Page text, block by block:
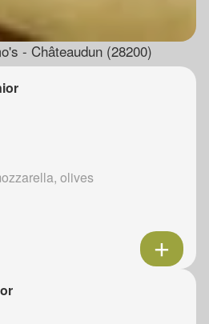
- Châteaudun (28200)
olives